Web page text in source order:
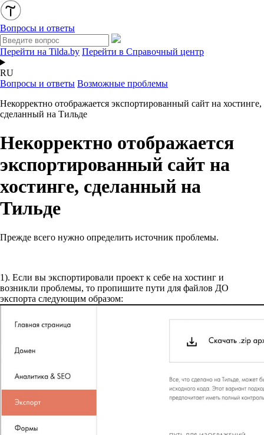
Вопросы и ответы
Перейти на Tilda.by Перейти в Справочный центр
RU
Вопросы и ответы Возможные проблемы
Некорректно отображается экспортированный сайт на хостинге,
сделанный на Тильде
Некорректно отображается
экспортированный сайт на
хостинге, сделанный на
Тильде
Прежде всего нужно определить источник проблемы.
1). Если вы экспортировали проект к себе на хостинг и
возникли проблемы, то пропишите пути для файлов ДО
экспорта следующим образом: